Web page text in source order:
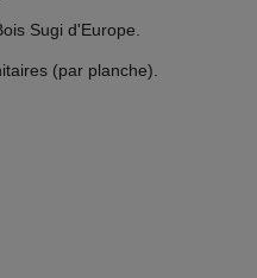
Sugi d'Europe.
(par planche).